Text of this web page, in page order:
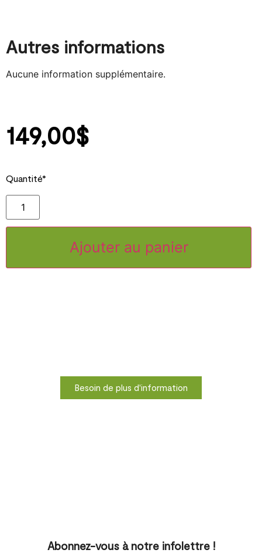
Autres informations
Aucune information supplémentaire.
149,00$
Quantité*
Ajouter au panier
Besoin de plus d'information
Abonnez-vous à notre infolettre !